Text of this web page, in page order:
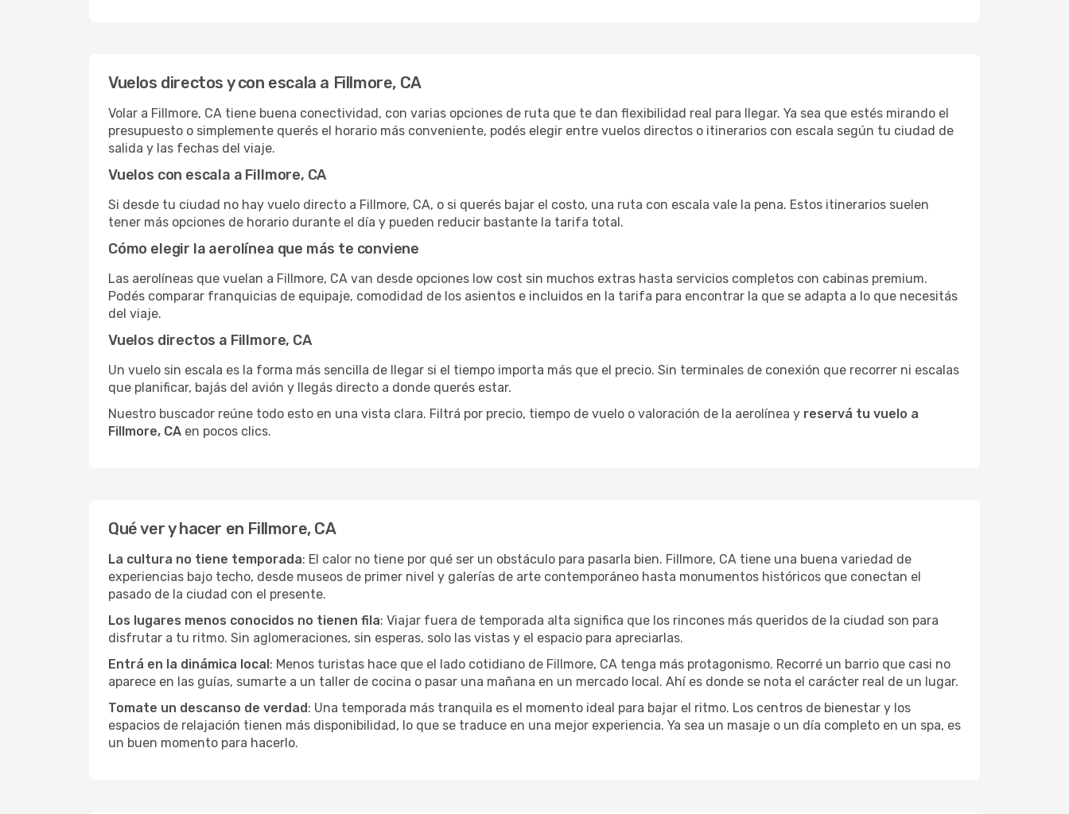
Vuelos directos y con escala a Fillmore, CA
Volar a Fillmore, CA tiene buena conectividad, con varias opciones de ruta que te dan flexibilidad real para llegar. Ya sea que estés mirando el
presupuesto o simplemente querés el horario más conveniente, podés elegir entre vuelos directos o itinerarios con escala según tu ciudad de
salida y las fechas del viaje.
Vuelos con escala a Fillmore, CA
Si desde tu ciudad no hay vuelo directo a Fillmore, CA, o si querés bajar el costo, una ruta con escala vale la pena. Estos itinerarios suelen
tener más opciones de horario durante el día y pueden reducir bastante la tarifa total.
Cómo elegir la aerolínea que más te conviene
Las aerolíneas que vuelan a Fillmore, CA van desde opciones low cost sin muchos extras hasta servicios completos con cabinas premium.
Podés comparar franquicias de equipaje, comodidad de los asientos e incluidos en la tarifa para encontrar la que se adapta a lo que necesitás
del viaje.
Vuelos directos a Fillmore, CA
Un vuelo sin escala es la forma más sencilla de llegar si el tiempo importa más que el precio. Sin terminales de conexión que recorrer ni escalas
que planificar, bajás del avión y llegás directo a donde querés estar.
Nuestro buscador reúne todo esto en una vista clara. Filtrá por precio, tiempo de vuelo o valoración de la aerolínea y reservá tu vuelo a
Fillmore, CA en pocos clics.
Qué ver y hacer en Fillmore, CA
La cultura no tiene temporada: El calor no tiene por qué ser un obstáculo para pasarla bien. Fillmore, CA tiene una buena variedad de
experiencias bajo techo, desde museos de primer nivel y galerías de arte contemporáneo hasta monumentos históricos que conectan el
pasado de la ciudad con el presente.
Los lugares menos conocidos no tienen fila: Viajar fuera de temporada alta significa que los rincones más queridos de la ciudad son para
disfrutar a tu ritmo. Sin aglomeraciones, sin esperas, solo las vistas y el espacio para apreciarlas.
Entrá en la dinámica local: Menos turistas hace que el lado cotidiano de Fillmore, CA tenga más protagonismo. Recorré un barrio que casi no
aparece en las guías, sumarte a un taller de cocina o pasar una mañana en un mercado local. Ahí es donde se nota el carácter real de un lugar.
Tomate un descanso de verdad: Una temporada más tranquila es el momento ideal para bajar el ritmo. Los centros de bienestar y los
espacios de relajación tienen más disponibilidad, lo que se traduce en una mejor experiencia. Ya sea un masaje o un día completo en un spa, es
un buen momento para hacerlo.